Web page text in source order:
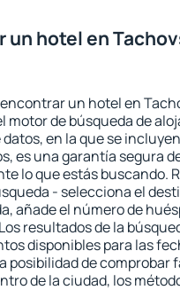
un hotel en
un hotel en
motor de búsqueda de
datos, en la que se
es una garantía segura
lo que estás buscando.
- selecciona el
añade el número de
resultados de la
disponibles para las
posibilidad de comprobar
de la ciudad, los